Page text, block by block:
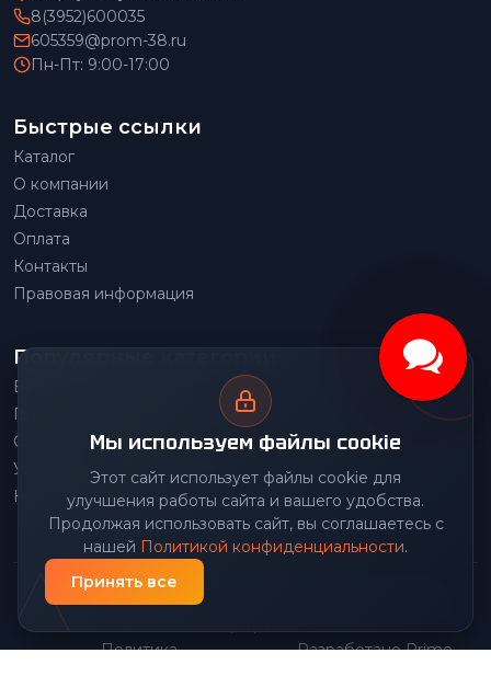
Мы используем файлы cookie
Этот сайт использует файлы cookie для
улучшения работы сайта и вашего удобства.
Продолжая использовать сайт, вы соглашаетесь с
нашей Политикой конфиденциальности.
Принять все
8(3952)600035
605359@prom-38.ru
Пн-Пт: 9:00-17:00
Быстрые ссылки
Каталог
О компании
Доставка
Оплата
Контакты
Правовая информация
Популярные категории
Весовое оборудование
Грузоподъемное оборудование
Складское оборудование
Упаковочное оборудование
Наше производство
© 2026 Передовой Центр снабжения. Все права
Политика
Разработано Prime